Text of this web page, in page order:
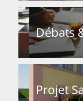
Débats
Projet